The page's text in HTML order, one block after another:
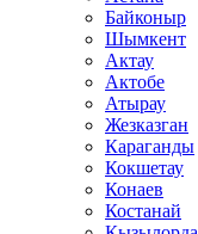
Байконыр
Шымкент
Актау
Актобе
Атырау
Жезказган
Караганды
Кокшетау
Конаев
Костанай